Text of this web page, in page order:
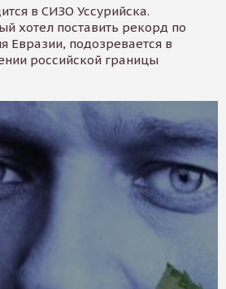
в СИЗО Уссурийска.
хотел поставить рекорд по
Евразии, подозревается в
российской границы